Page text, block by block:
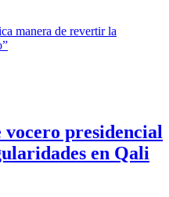
presidencial
en Qali